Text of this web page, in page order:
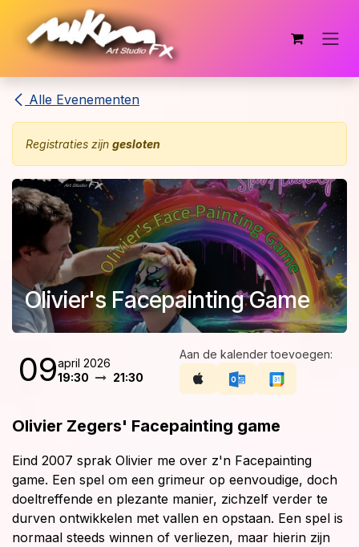
Overslaan naar inhoud
Alle Evenementen
Registraties zijn gesloten
Olivier's Facepainting Game
09april 2026
19:30
21:30
Aan de kalender toevoegen:
Olivier Zegers' Facepainting game
Eind 2007 sprak Olivier me over z'n Facepainting
game. Een spel om een grimeur op eenvoudige, doch
doeltreffende en plezante manier, zichzelf verder te
durven ontwikkelen met vallen en opstaan. Een spel is
normaal steeds winnen of verliezen, maar hierin zijn